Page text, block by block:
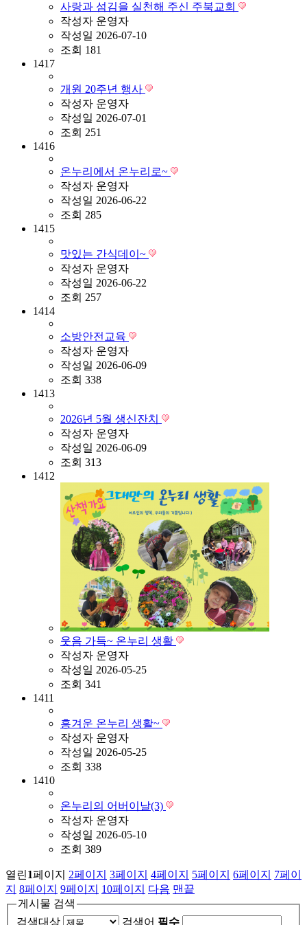
사랑과 섬김을 실천해 주신 주북교회
작성자 운영자
작성일 2026-07-10
조회 181
1417
개원 20주년 행사
작성자 운영자
작성일 2026-07-01
조회 251
1416
온누리에서 온누리로~
작성자 운영자
작성일 2026-06-22
조회 285
1415
맛있는 간식데이~
작성자 운영자
작성일 2026-06-22
조회 257
1414
소방안전교육
작성자 운영자
작성일 2026-06-09
조회 338
1413
2026년 5월 생신잔치
작성자 운영자
작성일 2026-06-09
조회 313
1412
웃음 가득~ 온누리 생활
작성자 운영자
작성일 2026-05-25
조회 341
1411
흥겨운 온누리 생활~
작성자 운영자
작성일 2026-05-25
조회 338
1410
온누리의 어버이날(3)
작성자 운영자
작성일 2026-05-10
조회 389
열린1페이지 2페이지 3페이지 4페이지 5페이지 6페이지 7페이
지 8페이지 9페이지 10페이지 다음 맨끝
게시물 검색
검색대상
검색어 필수